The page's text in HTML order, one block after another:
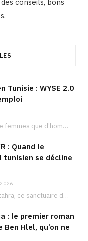
conseils, bons
Tunisie : WYSE 2.0
La Tunisie forme plus de femmes que d’hommes dans les filières scientifiques. Pourtant, pour beaucoup…
: Quand le
tunisien se décline
Le palais d’Ennejma Ezzahra, ce sanctuaire de la musique tunisienne et méditerranéenne construit par le…
: le premier roman
Ben Hlel, qu’on ne